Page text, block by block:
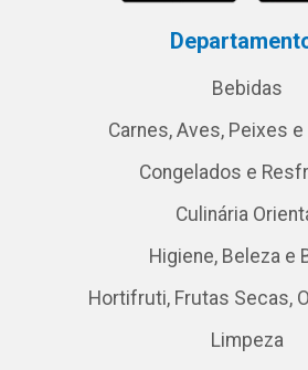
Bebidas
Carnes, Aves, Peixes e
Congelados e
Culinária
Higiene, Beleza e
Hortifruti, Frutas Secas,
Limpeza